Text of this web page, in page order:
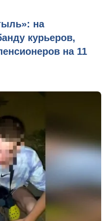
на
курьеров,
на 11